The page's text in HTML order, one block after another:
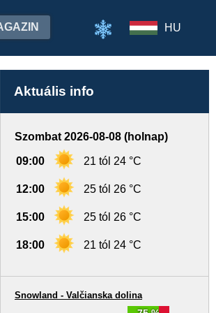
HU
Aktuális info
Szombat 2026-08-08 (holnap)
09:00 21 tól 24 °C
12:00 25 tól 26 °C
15:00 25 tól 26 °C
18:00 21 tól 24 °C
Snowland - Valčianska dolina